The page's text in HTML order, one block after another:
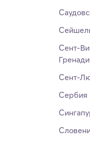
Сент-
Сент-
Сербия